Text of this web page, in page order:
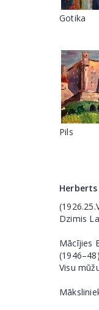
Gotika
Pils
Dzimis
Mācījies
Visu